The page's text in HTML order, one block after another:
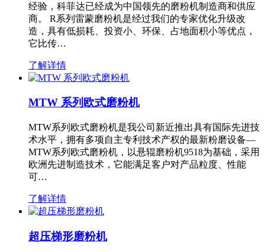
经验，科菲达已经成为中国领先的磨粉机制造商和供应
商。 R系列雷蒙磨粉机是经过我们的专家优化升级改
造，具有低损耗、投资小、环保、占地面积小等优点，
它比传…
了解详情
MTW 系列欧式磨粉机
MTW系列欧式磨粉机是我公司新近推出具有国际先进技
术水平，拥有多项自主专利技术产权的最新粉磨设备—
MTW系列欧式磨粉机，以悬辊磨粉机9518为基础，采用
欧洲先进制造技术，它能满足客户对产品粒度、性能
可…
了解详情
超压梯形磨粉机